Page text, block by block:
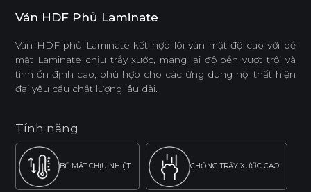
Ván HDF Phủ Laminate
Ván HDF phủ Laminate kết hợp lõi ván mật độ cao với bề
mặt Laminate chịu trầy xước, mang lại độ bền vượt trội và
tính ổn định cao, phù hợp cho các ứng dụng nội thất hiện
đại yêu cầu chất lượng lâu dài.
Tính năng
BỀ MẶT CHỊU NHIỆT CHỐNG TRẦY XƯỚC CAO